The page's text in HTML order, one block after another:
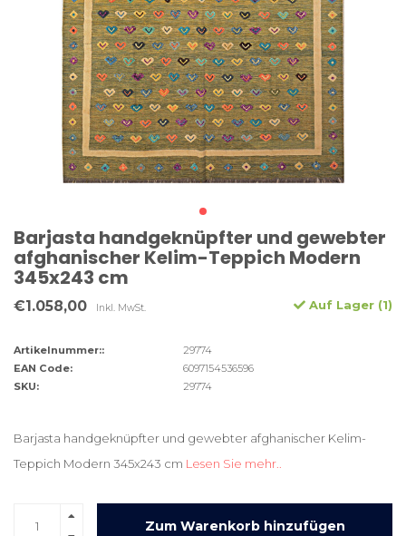
Barjasta handgeknüpfter und gewebter
afghanischer Kelim-Teppich Modern
345x243 cm
€1.058,00 Inkl. MwSt. Auf Lager (1)
Artikelnummer::
29774
EAN Code:
6097154536596
SKU:
29774
Barjasta handgeknüpfter und gewebter afghanischer Kelim-
Teppich Modern 345x243 cm Lesen Sie mehr..
Zum Warenkorb hinzufügen